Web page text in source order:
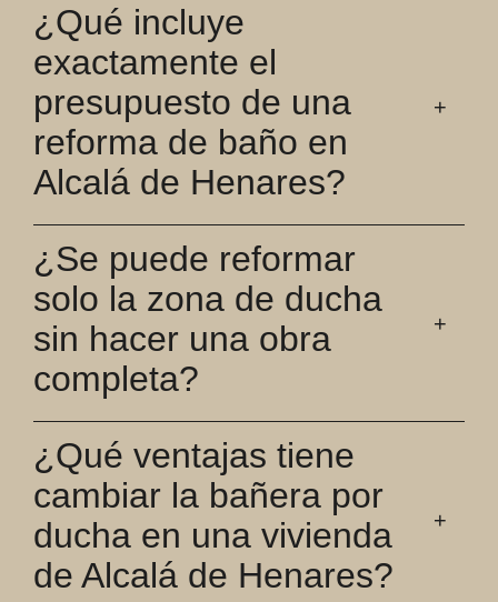
¿Qué incluye
exactamente el
presupuesto de una
reforma de baño en
Alcalá de Henares?
¿Se puede reformar
solo la zona de ducha
sin hacer una obra
completa?
¿Qué ventajas tiene
cambiar la bañera por
ducha en una vivienda
de Alcalá de Henares?